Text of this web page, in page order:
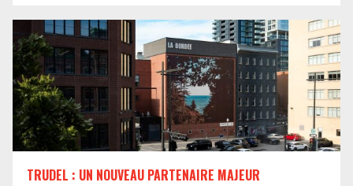
TRUDEL : UN NOUVEAU PARTENAIRE MAJEUR